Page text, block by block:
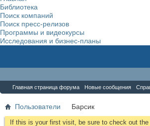
Библиотека
Поиск компаний
Поиск пресс-релизов
Программы и видеокурсы
Исследования и бизнес-планы
Главная страница форума Новые сообщения
Пользователи Барсик
If this is your first visit, be sure to check out the